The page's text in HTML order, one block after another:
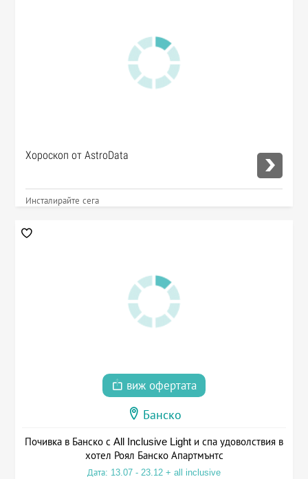
Хороскоп от AstroData
Инсталирайте сега
виж офертата
Банско
Почивка в Банско с All Inclusive Light и спа удоволствия в
хотел Роял Банско Апартмънтс
Дата: 13.07 - 23.12 + all inclusive